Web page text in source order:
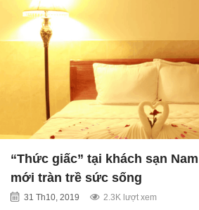
“Thức giấc” tại khách sạn
mới tràn trề sức sống
31 Th10, 2019 2.3K lượt xem